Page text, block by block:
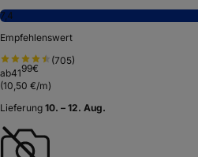
7,4
Empfehlenswert
(705)
ab4199€
(10,50 €/m)
Lieferung 10. – 12. Aug.